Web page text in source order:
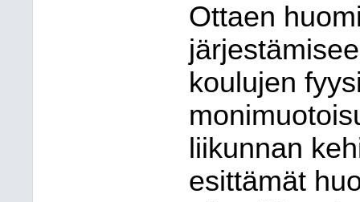
Ottaen
koulujen
liikunnan
esittämät